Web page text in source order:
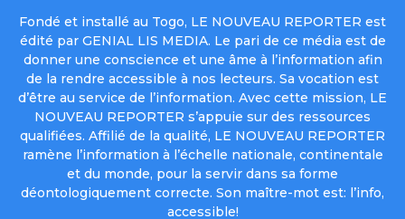
Fondé et installé au Togo, LE NOUVEAU REPORTER est
édité par GENIAL LIS MEDIA. Le pari de ce média est de
donner une conscience et une âme à l’information afin
de la rendre accessible à nos lecteurs. Sa vocation est
d’être au service de l’information. Avec cette mission, LE
NOUVEAU REPORTER s’appuie sur des ressources
qualifiées. Affilié de la qualité, LE NOUVEAU REPORTER
ramène l’information à l’échelle nationale, continentale
et du monde, pour la servir dans sa forme
déontologiquement correcte. Son maître-mot est: l’info,
accessible!